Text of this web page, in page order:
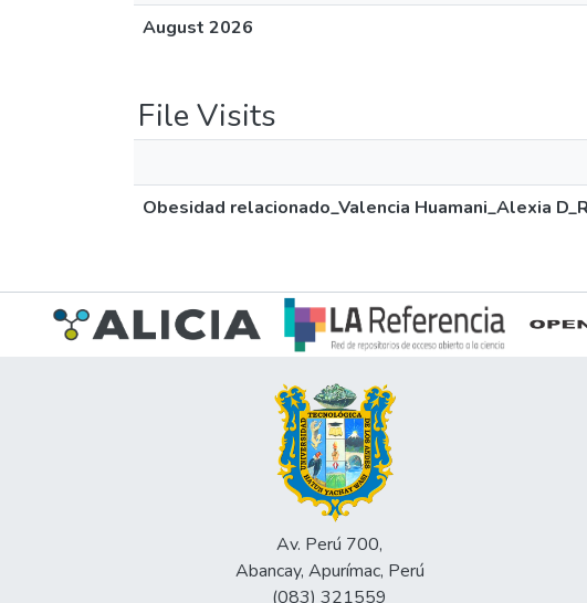
August 2026
File Visits
Obesidad relacionado_Valencia Huamani_Alexia
Av. Perú 700,
Abancay, Apurímac, Perú
(083) 321559